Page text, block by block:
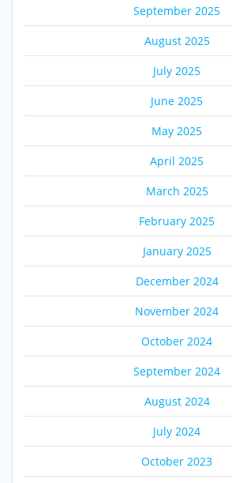
September 2025
August 2025
July 2025
June 2025
May 2025
April 2025
March 2025
February 2025
January 2025
December 2024
November 2024
October 2024
September 2024
August 2024
July 2024
October 2023